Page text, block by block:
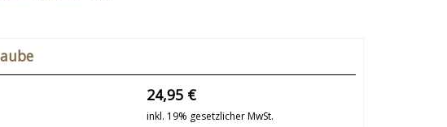
24,95 €
inkl. 19% gesetzlicher MwSt.